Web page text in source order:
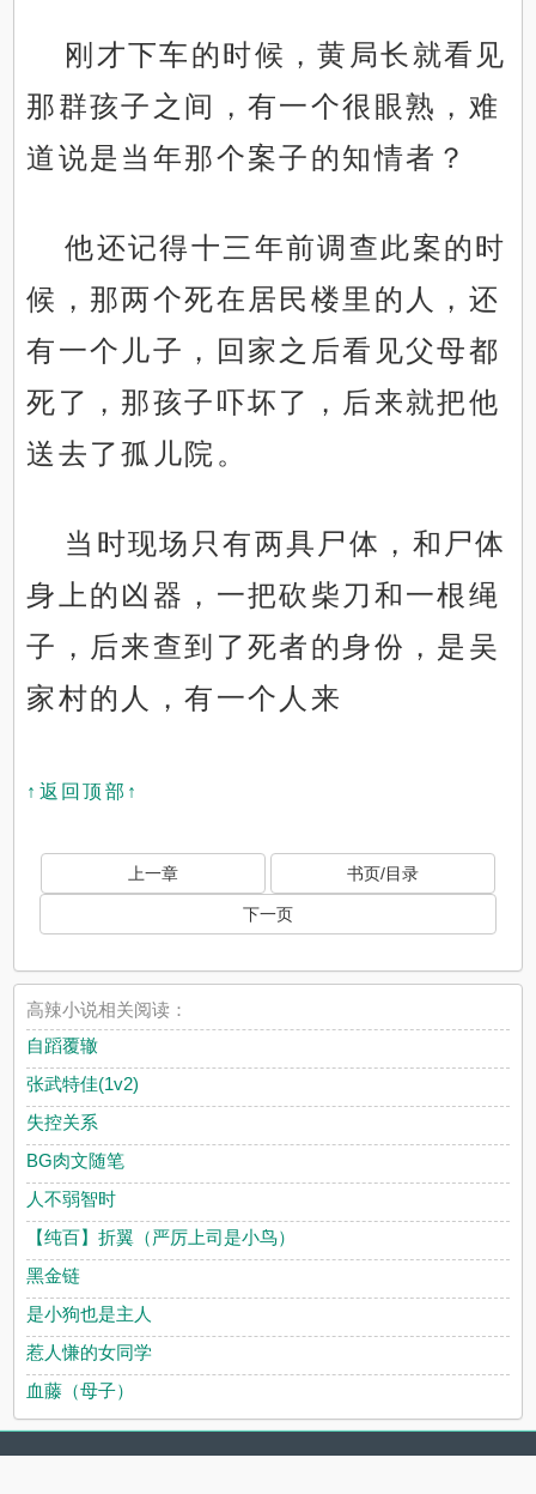
刚才下车的时候，黄局长就看见
那群孩子之间，有一个很眼熟，难
道说是当年那个案子的知情者？
他还记得十三年前调查此案的时
候，那两个死在居民楼里的人，还
有一个儿子，回家之后看见父母都
死了，那孩子吓坏了，后来就把他
送去了孤儿院。
当时现场只有两具尸体，和尸体
身上的凶器，一把砍柴刀和一根绳
子，后来查到了死者的身份，是吴
家村的人，有一个人来
↑返回顶部↑
上一章 书页/目录
下一页
高辣小说相关阅读：
自蹈覆辙
张武特佳(1v2)
失控关系
BG肉文随笔
人不弱智时
【纯百】折翼（严厉上司是小鸟）
黑金链
是小狗也是主人
惹人慊的女同学
血藤（母子）